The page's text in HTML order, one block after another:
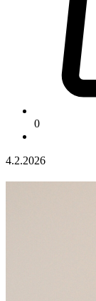
0
4.2.2026